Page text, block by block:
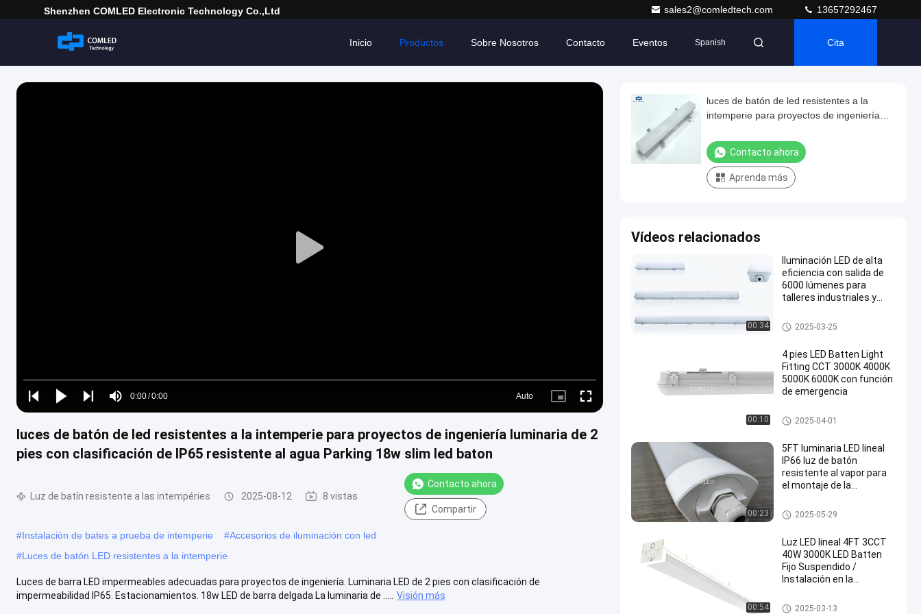
Shenzhen COMLED Electronic Technology Co.,ltd sales2@comledtech.com 13657292467
Inicio Productos Sobre Nosotros Contacto Eventos Spanish Cita
Play
Play
Play
Play
Mute
Time
0:00/0:00
Loaded:
0%
Auto
Picture- Fullscreen
luces de batón de led resistentes a la intemperie para proyectos de ingeniería luminaria de 2
pies con clasificación de IP65 resistente al agua Parking 18w slim led baton
Luz de batín resistente a las intempéries 2025-08-12 8 vistas
Contacto ahora
Compartir
#Instalación de bates a prueba de intemperie #Accesorios de iluminación con led
#Luces de batón LED resistentes a la intemperie
Luces de barra LED impermeables adecuadas para proyectos de ingeniería. Luminaria LED de 2 pies con clasificación de
impermeabilidad IP65. Estacionamientos. 18w LED de barra delgada La luminaria de .....
Visión más
luces de batón de led resistentes a la
intemperie para proyectos de ingeniería
IP65 resistente al agua Parking 18w slim
led baton
Contacto ahora
Aprenda más
Vídeos relacionados
00:34
Iluminación LED de alta
eficiencia con salida de
6000 lúmenes para
talleres industriales y
comercial, duradera y con
clasificación IP65
Luz de batín resistente a las in
tempéries
2025-03-25
00:10
4 pies LED Batten Light
Fitting CCT 3000K 4000K
5000K 6000K con función
de emergencia
Luz de batón LED compacta
2025-04-01
00:23
5FT luminaria LED lineal
IP66 luz de batón
resistente al vapor para
el montaje de la
Instalación de luces lineales d
e LED
2025-05-29
00:54
Luz LED lineal 4FT 3CCT
40W 3000K LED Batten
Fijo Suspendido /
Instalación en la
Accesorios de batería LED
2025-03-13